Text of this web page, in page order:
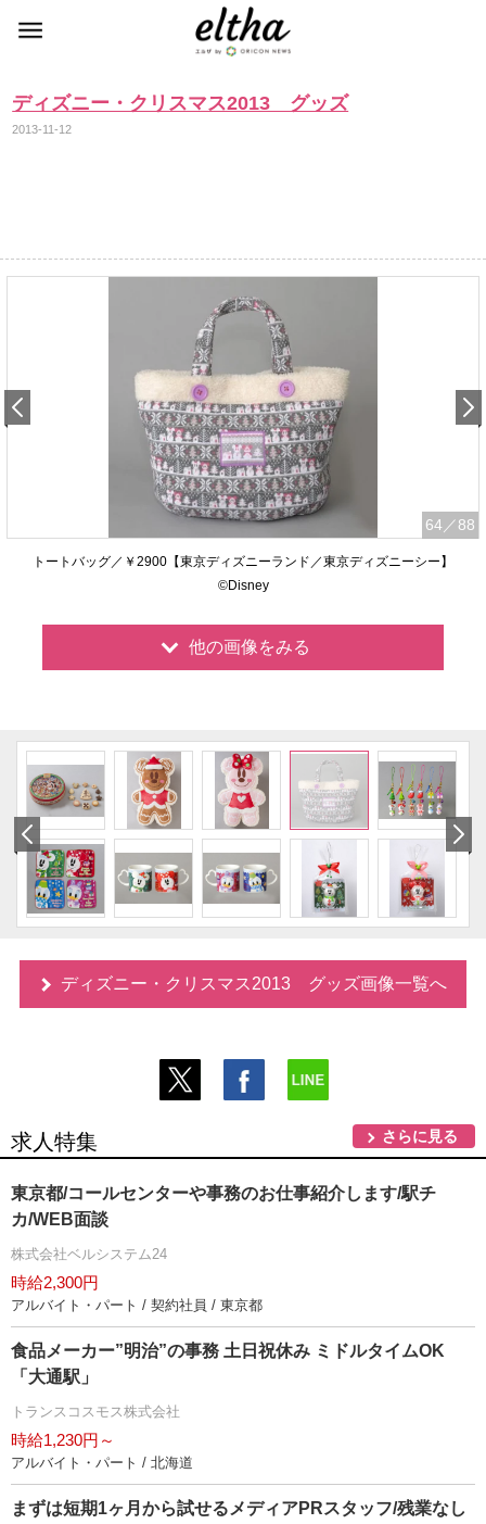
ディズニー・クリスマス2013 グッズ
2013-11-12
64 ／88
トートバッグ／￥2900【東京ディズニーランド／東京ディズニーシー】
©Disney
他の画像をみる
ディズニー・クリスマス2013 グッズ画像一覧へ
求人特集 さらに見る
東京都/コールセンターや事務のお仕事紹介します/駅チ
カ/WEB面談
株式会社ベルシステム24
時給2,300円
アルバイト・パート / 契約社員 / 東京都
食品メーカー”明治”の事務 土日祝休み ミドルタイムOK
「大通駅」
トランスコスモス株式会社
時給1,230円～
アルバイト・パート / 北海道
まずは短期1ヶ月から試せるメディアPRスタッフ/残業なし